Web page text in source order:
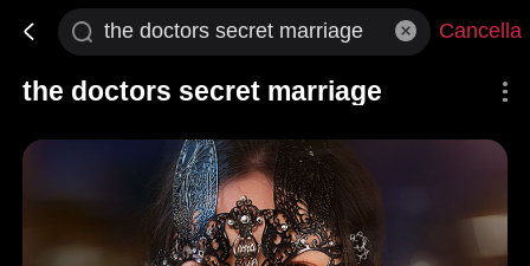
Cancella
the doctors secret marriage